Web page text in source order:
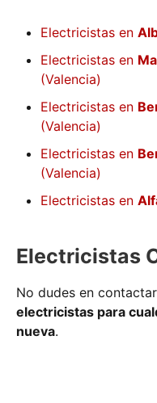
Electricistas en
Electricistas en
(Valencia)
Electricistas en
(Valencia)
Electricistas en
(Valencia)
Electricistas en
Electricistas
No dudes en
electricistas para
nueva.